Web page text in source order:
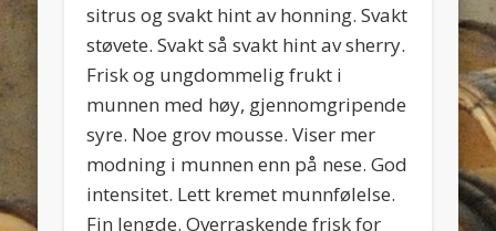
sitrus og svakt hint av honning. Svakt
støvete. Svakt så svakt hint av sherry.
Frisk og ungdommelig frukt i
munnen med høy, gjennomgripende
syre. Noe grov mousse. Viser mer
modning i munnen enn på nese. God
intensitet. Lett kremet munnfølelse.
Fin lengde. Overraskende frisk for